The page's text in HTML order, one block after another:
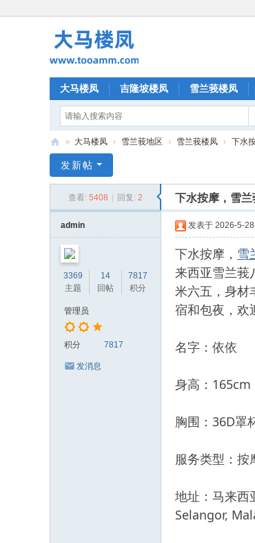
大马楼凤 吉隆坡楼凤 雪兰莪楼凤
马
» 大马楼凤 › 雪兰莪地区 › 雪兰莪楼凤 › 下水
发新帖
查看: 5408 回复: 2 下水按摩，雪
admin
3369
主题
14
回帖
7817
积分
管理员
积分 7817
发消息
发表于 2026-5-
下水按摩， 雪
来西亚雪兰
米六五，身材
宿和包夜，欢
名字：依依
身高：165cm
胸围：36D罩
服务类型：按
地址：马来
Selangor,